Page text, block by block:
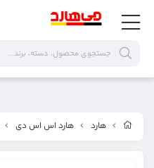
هارد هارد اس اس دی